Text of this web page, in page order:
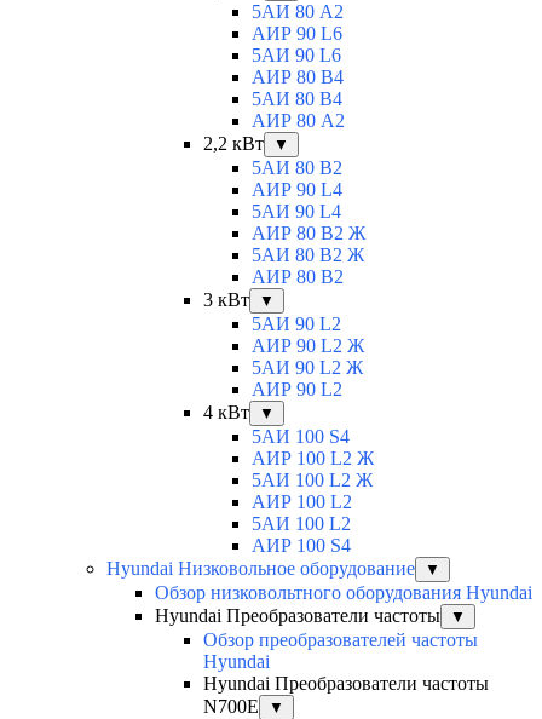
5АИ 80 A2
АИР 90 L6
5АИ 90 L6
АИР 80 B4
5АИ 80 B4
АИР 80 А2
2,2 кВт
▼
5АИ 80 B2
АИР 90 L4
5АИ 90 L4
АИР 80 В2 Ж
5АИ 80 В2 Ж
АИР 80 B2
3 кВт
▼
5АИ 90 L2
АИР 90 L2 Ж
5АИ 90 L2 Ж
АИР 90 L2
4 кВт
▼
5АИ 100 S4
АИР 100 L2 Ж
5АИ 100 L2 Ж
АИР 100 L2
5АИ 100 L2
АИР 100 S4
Hyundai Низковольное оборудование
▼
Обзор низковольтного оборудования Hyundai
Hyundai Преобразователи частоты
▼
Обзор преобразователей частоты
Hyundai
Hyundai Преобразователи частоты
N700E
▼